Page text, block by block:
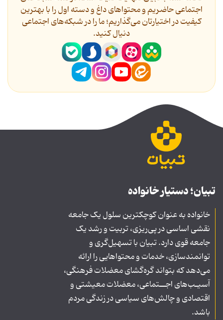
اجتماعی حاضریم و محتواهای داغ و دسته اول را با بهترین
کیفیت در اختیارتان می‌گذاریم؛ ما را در شبکه‌های اجتماعی
دنیال کنید.
تبیان؛ دستیار خانواده
خانواده به عنوان کوچکترین سلول یک جامعه
نقشی اساسی در پی‌ریزی، تربیت و رشد یک
جامعه قوی دارد. تبیان با تسهیل‌گری و
توانمندسازی، خدمات و محتواهایی را ارائه
می‌دهد که بتواند گره‌گشای معضلات فرهنگی،
آسیـب‌های اجــتماعی، معضلات معیشتی و
اقتصادی و چالش‌های سیاسی در زندگی مردم
باشد.